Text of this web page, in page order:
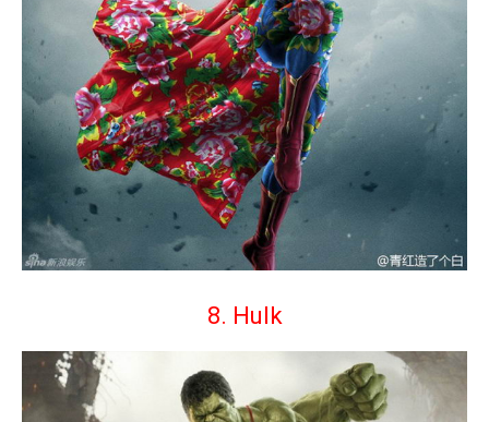
8. Hulk